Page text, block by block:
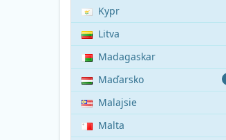
Kypr
Litva
Madagaskar
Maďarsko
Malajsie
Malta